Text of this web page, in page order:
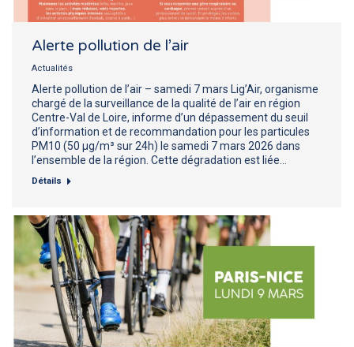
Alerte pollution de l’air
Actualités
Alerte pollution de l’air – samedi 7 mars Lig’Air, organisme
chargé de la surveillance de la qualité de l’air en région
Centre-Val de Loire, informe d’un dépassement du seuil
d’information et de recommandation pour les particules
PM10 (50 µg/m³ sur 24h) le samedi 7 mars 2026 dans
l’ensemble de la région. Cette dégradation est liée…
Détails